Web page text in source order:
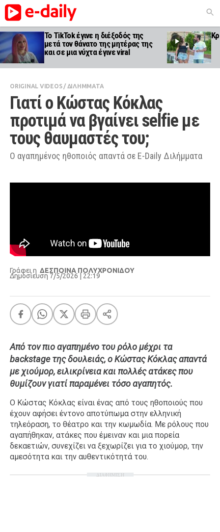
Το TikTok έγινε η διέξοδός της
μετά τον θάνατο της μητέρας της
και σε μια νύχτα έγινε viral
ORIGINAL VIDEOS/ΔΙΛΗΜΜΑΤΑ
Γιατί ο Κώστας Κόκλας
προτιμά να βγαίνει selfie με
τους θαυμαστές του;
Ο αγαπημένος ηθοποιός απαντά σε Ε-Daily Διλήμματα
Γράφει η ΔΕΣΠΟΙΝΑ ΠΟΛΥΧΡΟΝΙΔΟΥ
Δημοσίευση 7/5/2026 | 22:19
Από τον πιο αγαπημένο του ρόλο μέχρι τα
backstage της δουλειάς, ο Κώστας Κόκλας απαντά
με χιούμορ, ειλικρίνεια και πολλές ατάκες που
θυμίζουν γιατί παραμένει τόσο αγαπητός.
Ο Κώστας Κόκλας είναι ένας από τους ηθοποιούς που
έχουν αφήσει έντονο αποτύπωμα στην ελληνική
τηλεόραση, το θέατρο και την κωμωδία. Με ρόλους που
αγαπήθηκαν, ατάκες που έμειναν και μια πορεία
δεκαετιών, συνεχίζει να ξεχωρίζει για το χιούμορ, την
αμεσότητα και την αυθεντικότητά του.
ΔΙΑΦΗΜΙΣΗ